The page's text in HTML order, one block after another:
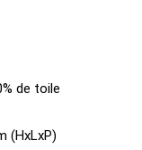
de toile
(HxLxP)